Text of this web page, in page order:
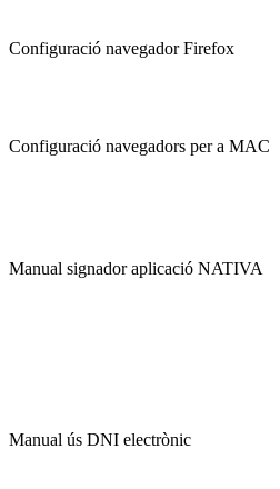
Configuració navegador Firefox
Configuració navegadors per a MAC
Manual signador aplicació NATIVA
Manual ús DNI electrònic